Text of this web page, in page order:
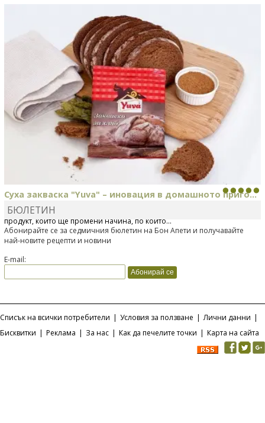
Суха закваска "Yuva" – иновация в домашното приго...
Отскоро Лесафр България стартира предлагането на изцяло нов
продукт, който ще промени начина, по който...
БЮЛЕТИН
Абонирайте се за седмичния бюлетин на Бон Апети и получавайте
най-новите рецепти и новини
E-mail:
Списък на всички потребители | Условия за ползване | Лични данни |
Бисквитки | Реклама | За нас | Как да печелите точки | Карта на сайта